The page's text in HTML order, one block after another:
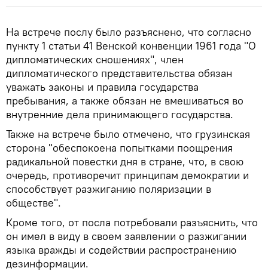
На встрече послу было разъяснено, что согласно
пункту 1 статьи 41 Венской конвенции 1961 года "О
дипломатических сношениях", член
дипломатического представительства обязан
уважать законы и правила государства
пребывания, а также обязан не вмешиваться во
внутренние дела принимающего государства.
Также на встрече было отмечено, что грузинская
сторона "обеспокоена попытками поощрения
радикальной повестки дня в стране, что, в свою
очередь, противоречит принципам демократии и
способствует разжиганию поляризации в
обществе".
Кроме того, от посла потребовали разъяснить, что
он имел в виду в своем заявлении о разжигании
языка вражды и содействии распространению
дезинформации.